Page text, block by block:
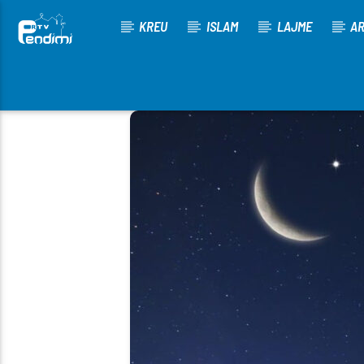
KREU ISLAM LAJME
[There are no radio stations in the database]